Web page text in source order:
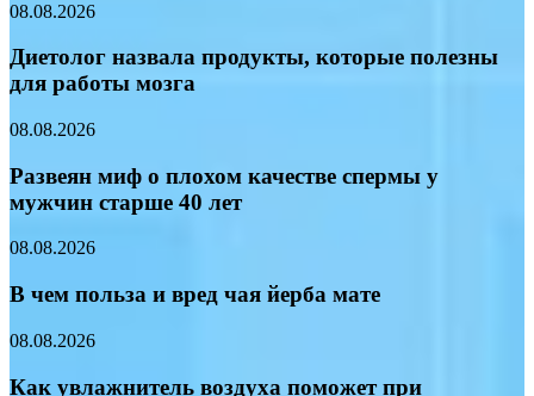
08.08.2026
Диетолог назвала продукты, которые полезны
для работы мозга
08.08.2026
Развеян миф о плохом качестве спермы у
мужчин старше 40 лет
08.08.2026
В чем польза и вред чая йерба мате
08.08.2026
Как увлажнитель воздуха поможет при